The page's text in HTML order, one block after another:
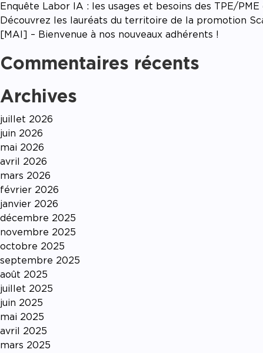
Enquête Labor IA : les usages et besoins des TPE/
Découvrez les lauréats du territoire de la promotion
[MAI] – Bienvenue à nos nouveaux adhérents !
Commentaires récents
Archives
juillet 2026
juin 2026
mai 2026
avril 2026
mars 2026
février 2026
janvier 2026
décembre 2025
novembre 2025
octobre 2025
septembre 2025
août 2025
juillet 2025
juin 2025
mai 2025
avril 2025
mars 2025